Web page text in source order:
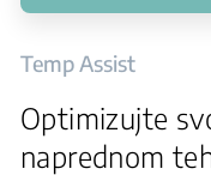
Temp Assist
Optimizujte
naprednom